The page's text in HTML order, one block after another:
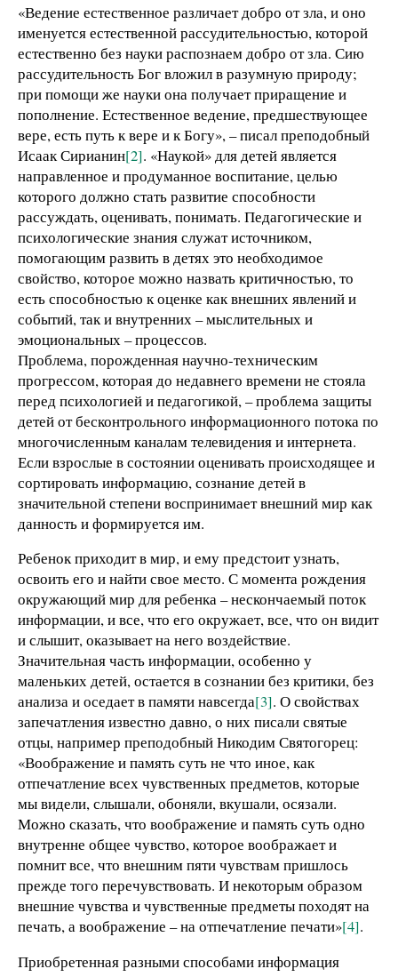
«Ведение естественное различает добро от зла, и оно
именуется естественной рассудительностью, которой
естественно без науки распознаем добро от зла. Сию
рассудительность Бог вложил в разумную природу;
при помощи же науки она получает приращение и
пополнение. Естественное ведение, предшествующее
вере, есть путь к вере и к Богу», – писал преподобный
Исаак Сирианин[2]. «Наукой» для детей является
направленное и продуманное воспитание, целью
которого должно стать развитие способности
рассуждать, оценивать, понимать. Педагогические и
психологические знания служат источником,
помогающим развить в детях это необходимое
свойство, которое можно назвать критичностью, то
есть способностью к оценке как внешних явлений и
событий, так и внутренних – мыслительных и
эмоциональных – процессов.
Проблема, порожденная научно-техническим
прогрессом, которая до недавнего времени не стояла
перед психологией и педагогикой, – проблема защиты
детей от бесконтрольного информационного потока по
многочисленным каналам телевидения и интернета.
Если взрослые в состоянии оценивать происходящее и
сортировать информацию, сознание детей в
значительной степени воспринимает внешний мир как
данность и формируется им.
Ребенок приходит в мир, и ему предстоит узнать,
освоить его и найти свое место. С момента рождения
окружающий мир для ребенка – нескончаемый поток
информации, и все, что его окружает, все, что он видит
и слышит, оказывает на него воздействие.
Значительная часть информации, особенно у
маленьких детей, остается в сознании без критики, без
анализа и оседает в памяти навсегда[3]. О свойствах
запечатления известно давно, о них писали святые
отцы, например преподобный Никодим Святогорец:
«Воображение и память суть не что иное, как
отпечатление всех чувственных предметов, которые
мы видели, слышали, обоняли, вкушали, осязали.
Можно сказать, что воображение и память суть одно
внутренне общее чувство, которое воображает и
помнит все, что внешним пяти чувствам пришлось
прежде того перечувствовать. И некоторым образом
внешние чувства и чувственные предметы походят на
печать, а воображение – на отпечатление печати»[4].
Приобретенная разными способами информация